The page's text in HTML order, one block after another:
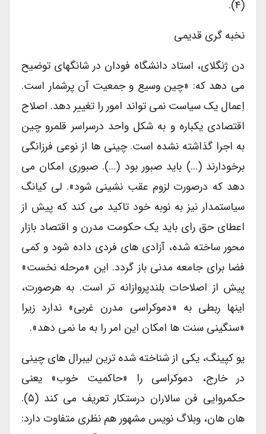
نخبه گری قدیمی
دن ژنگلای، استاد دانشگاه فودان در شانگهای توضیح
می دهد که: «چین وسیع و جمعیت آن پرشمار است.
اِعمال یک سیاست نمی تواند امور را تغییر دهد. اصلاح
اقتصادی یکباره و به شکل واحد درسراسر قلمرو چین
به اجرا گذاشته نشده است. چینی ها از نوعی فرزانگی
برخودارند (…) باید صبور بود (…). صبوری امکان می
دهد که درصورت لزوم عقب نشینی شود». لی کیانگ
سیاستمدار نیز به نوبه خود تاکید می کند که پیش از
اعطای حق رای باید یک حکومت مدرن و اقتصاد بازار
محور ساخته شده، آزادی های فردی داده شود و کمی
فضا برای جامعه مدنی باز گردد. این «مرحله نخست»
پیش از اصلاحات بلندپروازانه تر است. به هرصورت،
اینها ربطی به «دموکراسی مدرن غربی» ندارد زیرا
«سنگینی سنت ها امکان این امر را به ما نمی دهد».
یو کپینگ، یکی از شناخته شده ترین لیبرال های چینی
در خارج، دموکراسی را «حاکمیت خوب» یعنی
حکمروایی فن سالاران درستکار تعریف می کند (۵).
هان هان، وبلاگ نویس مشهور هم نظری متفاوت دارد: